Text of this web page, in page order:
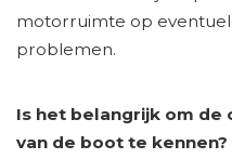
motorruimte op
problemen.
Is het belangrijk om de
van de boot te kennen?